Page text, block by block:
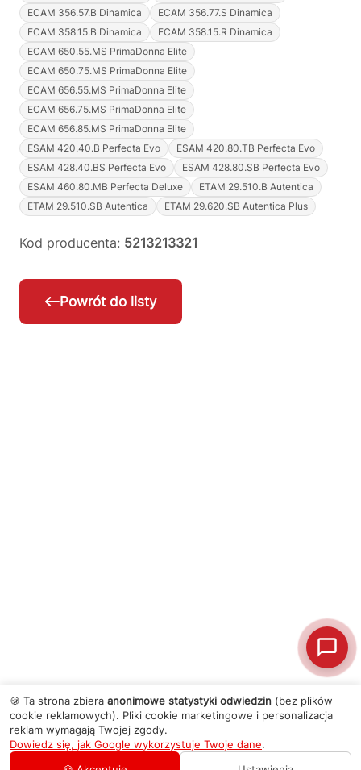
ECAM 356.57.B Dinamica
ECAM 356.77.S Dinamica
ECAM 358.15.B Dinamica
ECAM 358.15.R Dinamica
ECAM 650.55.MS PrimaDonna Elite
ECAM 650.75.MS PrimaDonna Elite
ECAM 656.55.MS PrimaDonna Elite
ECAM 656.75.MS PrimaDonna Elite
ECAM 656.85.MS PrimaDonna Elite
ESAM 420.40.B Perfecta Evo
ESAM 420.80.TB Perfecta Evo
ESAM 428.40.BS Perfecta Evo
ESAM 428.80.SB Perfecta Evo
ESAM 460.80.MB Perfecta Deluxe
ETAM 29.510.B Autentica
ETAM 29.510.SB Autentica
ETAM 29.620.SB Autentica Plus
Kod producenta: 5213213321
Powrót do listy
🍪 Ta strona zbiera anonimowe statystyki odwiedzin (bez plików
cookie reklamowych). Pliki cookie marketingowe i personalizacja
reklam wymagają Twojej zgody.
Dowiedz się, jak Google wykorzystuje Twoje dane.